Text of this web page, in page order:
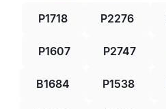
P1718 P2276
P1607 P2747
B1684 P1538